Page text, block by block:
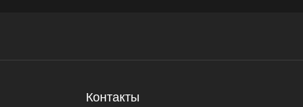
Контакты